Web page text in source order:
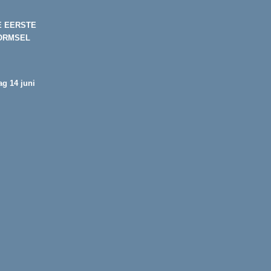
EERSTE
14 juni